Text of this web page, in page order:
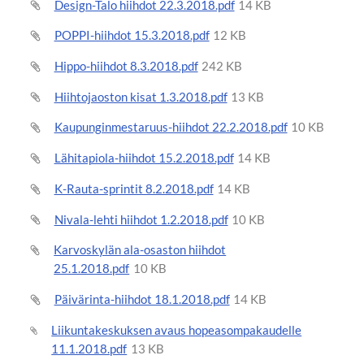
Design-Talo hiihdot 22.3.2018.pdf 14 KB
POPPI-hiihdot 15.3.2018.pdf 12 KB
Hippo-hiihdot 8.3.2018.pdf 242 KB
Hiihtojaoston kisat 1.3.2018.pdf 13 KB
Kaupunginmestaruus-hiihdot 22.2.2018.pdf 10 KB
Lähitapiola-hiihdot 15.2.2018.pdf 14 KB
K-Rauta-sprintit 8.2.2018.pdf 14 KB
Nivala-lehti hiihdot 1.2.2018.pdf 10 KB
Karvoskylän ala-osaston hiihdot
25.1.2018.pdf 10 KB
Päivärinta-hiihdot 18.1.2018.pdf 14 KB
Liikuntakeskuksen avaus hopeasompakaudelle
11.1.2018.pdf 13 KB